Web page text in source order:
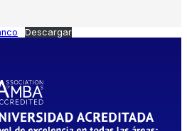
Descargar